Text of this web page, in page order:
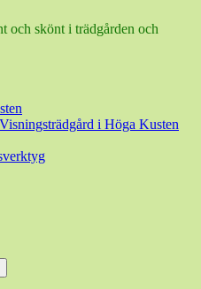
och skönt i trädgården och
i Höga Kusten